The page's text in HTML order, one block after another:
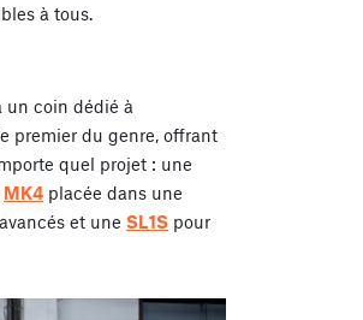
à tous.
un coin dédié à
premier du genre, offrant
quel projet : une
MK4 placée dans une
et une SL1S pour